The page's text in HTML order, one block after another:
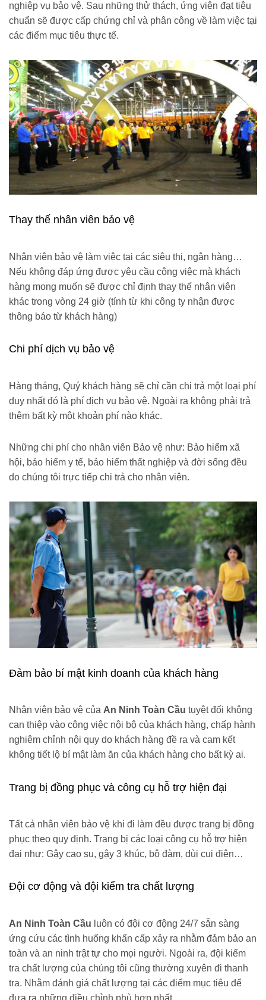
nghiệp vụ bảo vệ. Sau những thử thách, ứng viên đạt tiêu
chuẩn sẽ được cấp chứng chỉ và phân công về làm việc tại
các điểm mục tiêu thực tế.
Thay thế nhân viên bảo vệ
Nhân viên bảo vệ làm việc tại các siêu thị, ngân hàng…
Nếu không đáp ứng được yêu cầu công việc mà khách
hàng mong muốn sẽ được chỉ định thay thế nhân viên
khác trong vòng 24 giờ (tính từ khi công ty nhận được
thông báo từ khách hàng)
Chi phí dịch vụ bảo vệ
Hàng tháng, Quý khách hàng sẽ chỉ cần chi trả một loại phí
duy nhất đó là phí dịch vụ bảo vệ. Ngoài ra không phải trả
thêm bất kỳ một khoản phí nào khác.
Những chi phí cho nhân viên Bảo vệ như: Bảo hiểm xã
hội, bảo hiểm y tế, bảo hiểm thất nghiệp và đời sống đều
do chúng tôi trực tiếp chi trả cho nhân viên.
Đảm bảo bí mật kinh doanh của khách hàng
Nhân viên bảo vệ của An Ninh Toàn Cầu tuyệt đối không
can thiệp vào công việc nội bộ của khách hàng, chấp hành
nghiêm chỉnh nội quy do khách hàng đề ra và cam kết
không tiết lộ bí mật làm ăn của khách hàng cho bất kỳ ai.
Trang bị đồng phục và công cụ hỗ trợ hiện đại
Tất cả nhân viên bảo vệ khi đi làm đều được trang bị đồng
phục theo quy định. Trang bị các loại công cụ hỗ trợ hiện
đại như: Gậy cao su, gậy 3 khúc, bộ đàm, dùi cui điện…
Đội cơ động và đội kiểm tra chất lượng
An Ninh Toàn Cầu luôn có đội cơ động 24/7 sẵn sàng
ứng cứu các tình huống khẩn cấp xảy ra nhằm đảm bảo an
toàn và an ninh trật tự cho mọi người. Ngoài ra, đội kiểm
tra chất lượng của chúng tôi cũng thường xuyên đi thanh
tra. Nhằm đánh giá chất lượng tại các điểm mục tiêu để
đưa ra những điều chỉnh phù hợp nhất.